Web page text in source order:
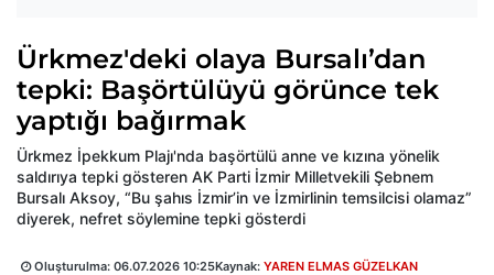
Ürkmez'deki olaya Bursalı’dan
tepki: Başörtülüyü görünce tek
yaptığı bağırmak
Ürkmez İpekkum Plajı'nda başörtülü anne ve kızına yönelik
saldırıya tepki gösteren AK Parti İzmir Milletvekili Şebnem
Bursalı Aksoy, “Bu şahıs İzmir’in ve İzmirlinin temsilcisi olamaz”
diyerek, nefret söylemine tepki gösterdi
Oluşturulma: 06.07.2026 10:25Kaynak: YAREN ELMAS GÜZELKAN